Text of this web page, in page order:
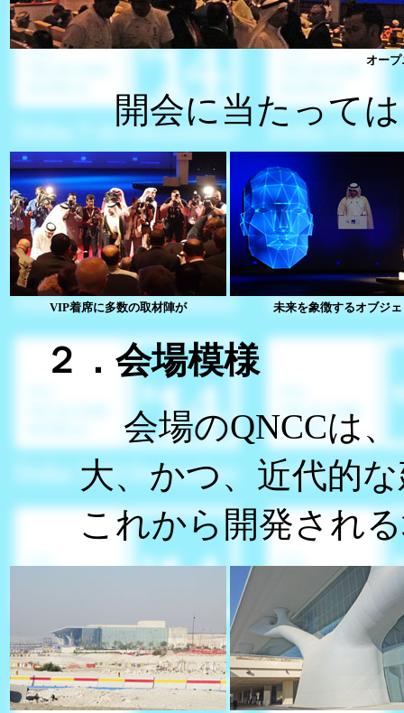
オー
開会に当たっては
VIP着席に多数の取材陣が 未来を象徴するオブジェ
２．会場模様
会場のQNCCは、
大、かつ、近代的
これから開発され